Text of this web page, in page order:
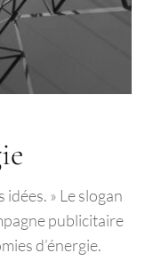
idées. » Le slogan
publicitaire
d’énergie.